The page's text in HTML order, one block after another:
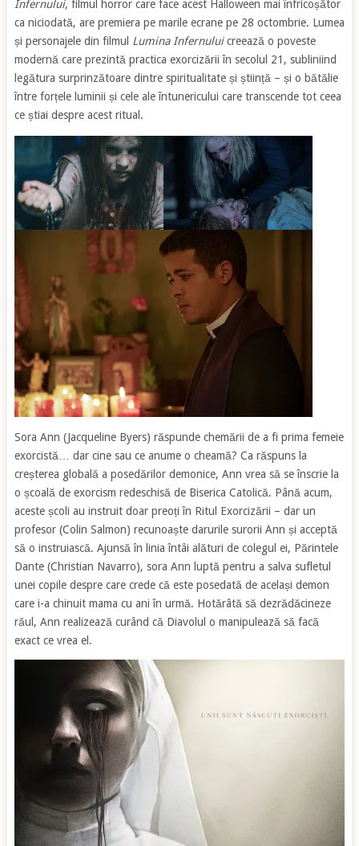
Infernului, filmul horror care face acest Halloween mai înfricoșător
ca niciodată, are premiera pe marile ecrane pe 28 octombrie. Lumea
și personajele din filmul Lumina Infernuluicreează o poveste
modernă care prezintă practica exorcizării în secolul 21, subliniind
legătura surprinzătoare dintre spiritualitate și știință – și o bătălie
între forțele luminii și cele ale întunericului care transcende tot ceea
ce știai despre acest ritual.
Sora Ann (Jacqueline Byers) răspunde chemării de a fi prima femeie
exorcistă… dar cine sau ce anume o cheamă? Ca răspuns la
creșterea globală a posedărilor demonice, Ann vrea să se înscrie la
o școală de exorcism redeschisă de Biserica Catolică. Până acum,
aceste școli au instruit doar preoți în Ritul Exorcizării – dar un
profesor (Colin Salmon) recunoaște darurile surorii Ann și acceptă
să o instruiască. Ajunsă în linia întâi alături de colegul ei, Părintele
Dante (Christian Navarro), sora Ann luptă pentru a salva sufletul
unei copile despre care crede că este posedată de același demon
care i-a chinuit mama cu ani în urmă. Hotărâtă să dezrădăcineze
răul, Ann realizează curând că Diavolul o manipulează să facă
exact ce vrea el.